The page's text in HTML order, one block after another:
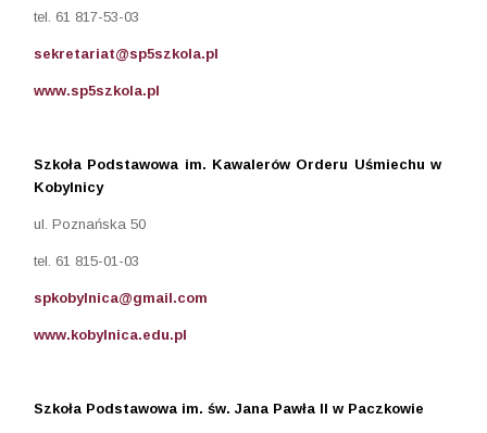
tel. 61 817-53-03
sekretariat@sp5szkola.pl
www.sp5szkola.pl
Szkoła Podstawowa im. Kawalerów Orderu Uśmiechu w
Kobylnicy
ul. Poznańska 50
tel. 61 815-01-03
spkobylnica@gmail.com
www.kobylnica.edu.pl
Szkoła Podstawowa im. św. Jana Pawła II w Paczkowie